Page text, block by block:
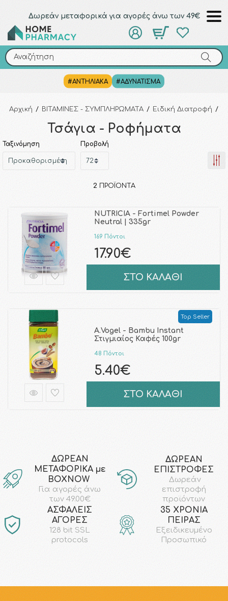
Δωρεάν μεταφορικά για αγορές άνω των 49€
Αναζήτηση
#ΑΝΤΗΛΙΑΚΑ #ΑΔΥΝΑΤΙΣΜΑ
Αναζήτηση
Αρχική / ΒΙΤΑΜΙΝΕΣ - ΣΥΜΠΛΗΡΩΜΑΤΑ / Ειδική Διατροφή /
Τσάγια - Ροφήματα
Ταξινόμηση Προβολή
2 ΠΡΟΪΌΝΤΑ
NUTRICIA - Fortimel Powder
Neutral | 335gr
169 Πόντοι
17.90€
ΣΤΟ ΚΑΛΑΘΙ
Top Seller
A.Vogel - Bambu Instant
Στιγμιαίος Καφές 100gr
48 Πόντοι
5.40€
ΣΤΟ ΚΑΛΑΘΙ
ΔΩΡΕΑΝ
ΜΕΤΑΦΟΡΙΚΑ με
ΒΟΧΝΟW
Για αγορές άνω
των 49.00€
ΔΩΡΕΑΝ
ΕΠΙΣΤΡΟΦΕΣ
Δωρεάν
επιστροφή
προϊόντων
AΣΦΑΛΕΙΣ
ΑΓΟΡΕΣ
128 bit SSL
protocols
35 ΧΡΟΝΙΑ
ΠΕΙΡΑΣ
Εξειδικευμένο
Προσωπικό